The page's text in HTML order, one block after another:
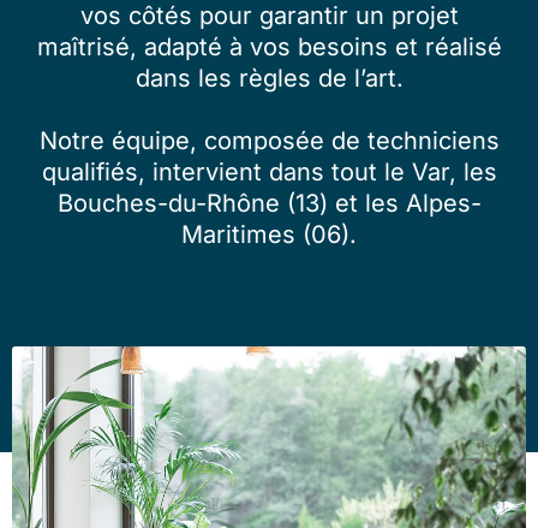
vos côtés pour garantir un projet
maîtrisé, adapté à vos besoins et réalisé
dans les règles de l’art.
Notre équipe, composée de techniciens
qualifiés, intervient dans tout le Var, les
Bouches-du-Rhône (13) et les Alpes-
Maritimes (06).